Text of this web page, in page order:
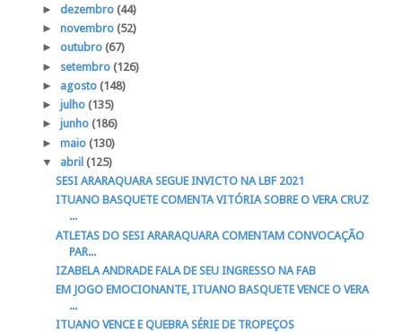
► dezembro (44)
► novembro (52)
► outubro (67)
► setembro (126)
► agosto (148)
► julho (135)
► junho (186)
► maio (130)
▼ abril (125)
SESI ARARAQUARA SEGUE INVICTO NA LBF 2021
ITUANO BASQUETE COMENTA VITÓRIA SOBRE O VERA CRUZ
...
ATLETAS DO SESI ARARAQUARA COMENTAM CONVOCAÇÃO
PAR...
IZABELA ANDRADE FALA DE SEU INGRESSO NA FAB
EM JOGO EMOCIONANTE, ITUANO BASQUETE VENCE O VERA
...
ITUANO VENCE E QUEBRA SÉRIE DE TROPEÇOS